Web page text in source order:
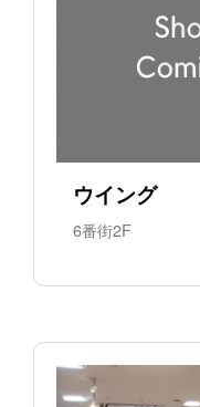
ウイング
6番街2F